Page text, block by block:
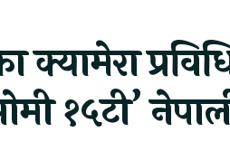
क्यामेरा
१५टी’